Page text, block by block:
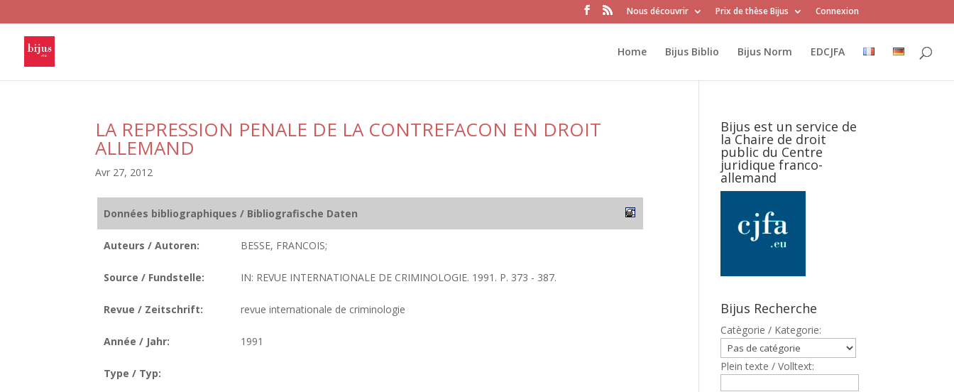
Nous découvrir Prix de thèse Bijus Connexion
Home Bijus Biblio Bijus Norm EDCJFA
LA REPRESSION PENALE DE LA CONTREFACON EN DROIT
ALLEMAND
Avr 27, 2012
Données bibliographiques / Bibliografische Daten
Auteurs / Autoren: BESSE, FRANCOIS;
Source / Fundstelle: IN: REVUE INTERNATIONALE DE CRIMINOLOGIE. 1991. P. 373 - 387.
Revue / Zeitschrift: revue internationale de criminologie
Année / Jahr: 1991
Type / Typ:
Bijus est un service de
la Chaire de droit
public du Centre
juridique franco-
allemand
Bijus Recherche
Catègorie / Kategorie:
Plein texte / Volltext: